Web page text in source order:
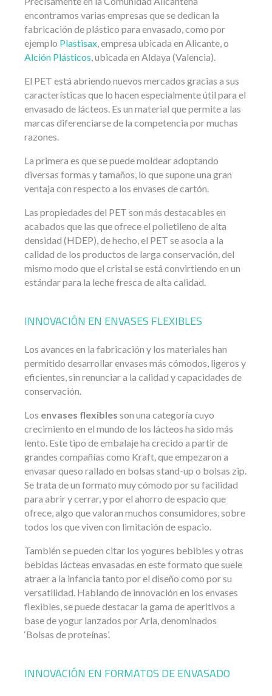
encontramos varias empresas que se dedican la
fabricación de plástico para envasado, como por
ejemplo Plastisax, empresa ubicada en Alicante, o
Alción Plásticos, ubicada en Aldaya (Valencia).
El PET está abriendo nuevos mercados gracias a sus
características que lo hacen especialmente útil para el
envasado de lácteos. Es un material que permite a las
marcas diferenciarse de la competencia por muchas
razones.
La primera es que se puede moldear adoptando
diversas formas y tamaños, lo que supone una gran
ventaja con respecto a los envases de cartón.
Las propiedades del PET son más destacables en
acabados que las que ofrece el polietileno de alta
densidad (HDEP), de hecho, el PET se asocia a la
calidad de los productos de larga conservación, del
mismo modo que el cristal se está convirtiendo en un
estándar para la leche fresca de alta calidad.
INNOVACIÓN EN ENVASES FLEXIBLES
Los avances en la fabricación y los materiales han
permitido desarrollar envases más cómodos, ligeros y
eficientes, sin renunciar a la calidad y capacidades de
conservación.
Los envases flexibles son una categoría cuyo
crecimiento en el mundo de los lácteos ha sido más
lento. Este tipo de embalaje ha crecido a partir de
grandes compañías como Kraft, que empezaron a
envasar queso rallado en bolsas stand-up o bolsas zip.
Se trata de un formato muy cómodo por su facilidad
para abrir y cerrar, y por el ahorro de espacio que
ofrece, algo que valoran muchos consumidores, sobre
todos los que viven con limitación de espacio.
También se pueden citar los yogures bebibles y otras
bebidas lácteas envasadas en este formato que suele
atraer a la infancia tanto por el diseño como por su
versatilidad. Hablando de innovación en los envases
flexibles, se puede destacar la gama de aperitivos a
base de yogur lanzados por Arla, denominados
‘Bolsas de proteínas’.
INNOVACIÓN EN FORMATOS DE ENVASADO